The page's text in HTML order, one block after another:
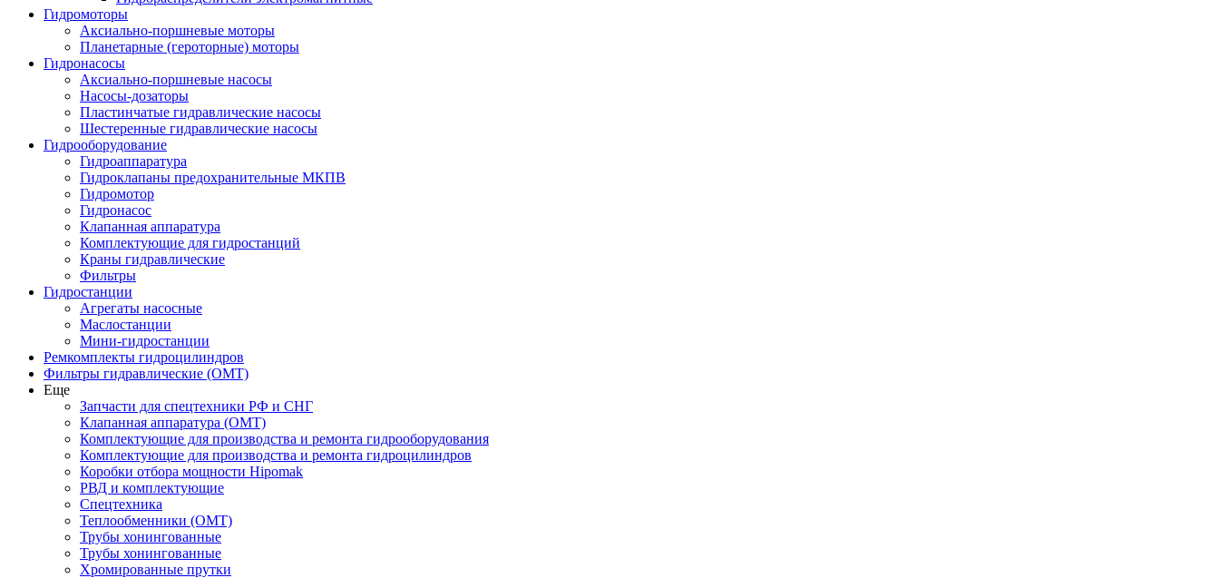
Гидромоторы
Аксиально-поршневые моторы
Планетарные (героторные) моторы
Гидронасосы
Аксиально-поршневые насосы
Насосы-дозаторы
Пластинчатые гидравлические насосы
Шестеренные гидравлические насосы
Гидрооборудование
Гидроаппаратура
Гидроклапаны предохранительные МКПВ
Гидромотор
Гидронасос
Клапанная аппаратура
Комплектующие для гидростанций
Краны гидравлические
Фильтры
Гидростанции
Агрегаты насосные
Маслостанции
Мини-гидростанции
Ремкомплекты гидроцилиндров
Фильтры гидравлические (OMT)
Еще
Запчасти для спецтехники РФ и СНГ
Клапанная аппаратура (OMT)
Комплектующие для производства и ремонта гидрооборудования
Комплектующие для производства и ремонта гидроцилиндров
Коробки отбора мощности Hipomak
РВД и комплектующие
Спецтехника
Теплообменники (OMT)
Трубы хонингованные
Трубы хонингованные
Хромированные прутки